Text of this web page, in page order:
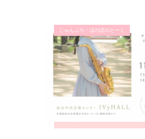
じゅんぶろ・ほのぼのとーく